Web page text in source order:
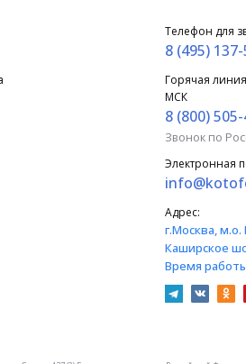
Телефон для
8 (495)
Горячая
МСК
8 (800)
Звонок по
Электронная
Адрес:
г.Москва, м.о.
Каширское
Время